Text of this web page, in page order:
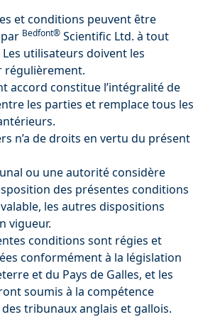
et conditions peuvent être
Bedfont® Scientific Ltd. à tout
utilisateurs doivent les
régulièrement.
accord constitue l’intégralité de
les parties et remplace tous les
n’a de droits en vertu du présent
ou une autorité considère
des présentes conditions
valable, les autres dispositions
vigueur.
conditions sont régies et
conformément à la législation
et du Pays de Galles, et les
soumis à la compétence
tribunaux anglais et gallois.